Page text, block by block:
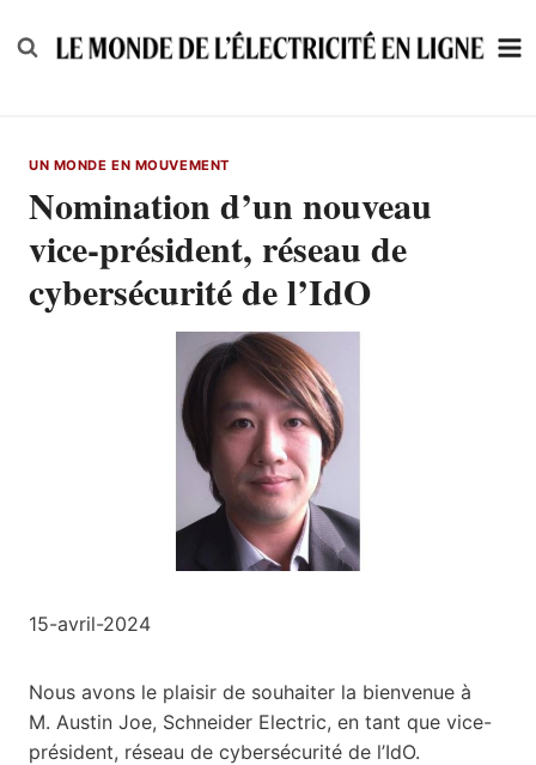
to
UN MONDE EN MOUVEMENT
Nomination d’un nouveau
vice-président, réseau de
cybersécurité de l’IdO
15-avril-2024
Nous avons le plaisir de souhaiter la bienvenue à
M. Austin Joe, Schneider Electric, en tant que vice-
président, réseau de cybersécurité de l’IdO.